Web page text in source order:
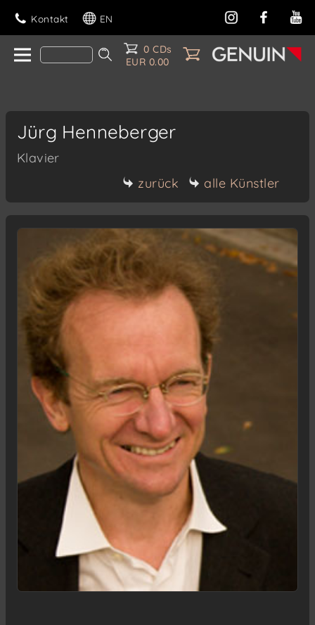
Kontakt EN
0 CDs
EUR 0.00
Jürg Henneberger
Klavier
zurück
alle Künstler